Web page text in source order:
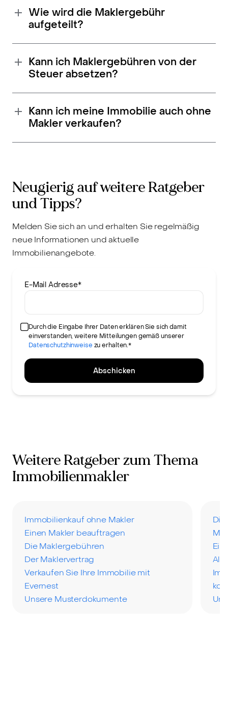
Wie wird die Maklergebühr
aufgeteilt?
Kann ich Maklergebühren von der
Steuer absetzen?
Kann ich meine Immobilie auch ohne
Makler verkaufen?
Neugierig auf weitere Ratgeber
und Tipps?
Melden Sie sich an und erhalten Sie regelmäßig
neue Informationen und aktuelle
Immobilienangebote.
E-Mail Adresse*
Durch die Eingabe Ihrer Daten erklären Sie sich damit
einverstanden, weitere Mitteilungen gemäß unserer
Datenschutzhinweise zu erhalten.*
Abschicken
Weitere Ratgeber zum Thema
Immobilienmakler
Immobilienkauf ohne Makler
Einen Makler beauftragen
Die Maklergebühren
Der Maklervertrag
Verkaufen Sie Ihre Immobilie mit
Evernest
Unsere Musterdokumente